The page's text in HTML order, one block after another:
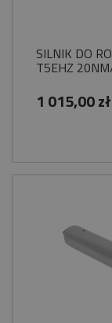
SILNIK DO
T5EHZ
1 015,00 zł